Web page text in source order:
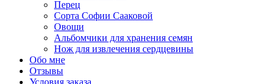
Перец
Сорта Софии Сааковой
Овощи
Альбомчики для хранения семян
Нож для извлечения сердцевины
Обо мне
Отзывы
Условия заказа